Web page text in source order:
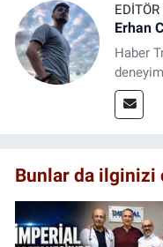
Erhan
Haber
Bunlar da ilginizi